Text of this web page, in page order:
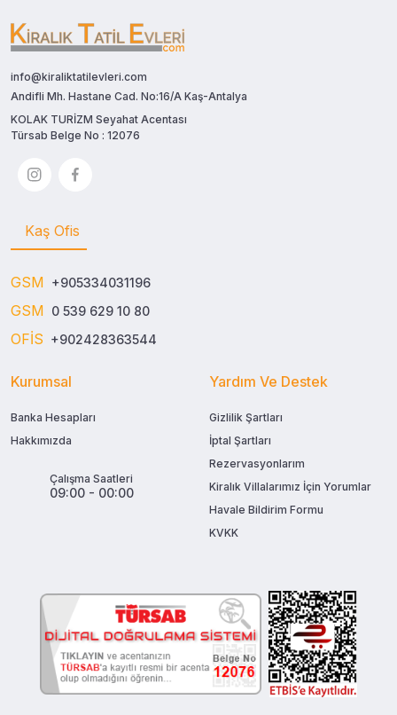
Kurumsal
Banka Hesapları
Hakkımızda
Çalışma Saatleri
09:00 - 00:00
Yardım Ve Destek
Gizlilik Şartları
İptal Şartları
Rezervasyonlarım
Kiralık Villalarımız İçin Yorumlar
Havale Bildirim Formu
KVKK
info@kiraliktatilevleri.com
Andifli Mh. Hastane Cad. No:16/A Kaş-Antalya
KOLAK TURİZM Seyahat Acentası
Türsab Belge No : 12076
Kaş Ofis
+905334031196
GSM
0 539 629 10 80
GSM
+902428363544
OFİS